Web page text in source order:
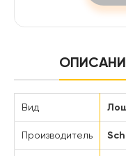
Вид
Производитель